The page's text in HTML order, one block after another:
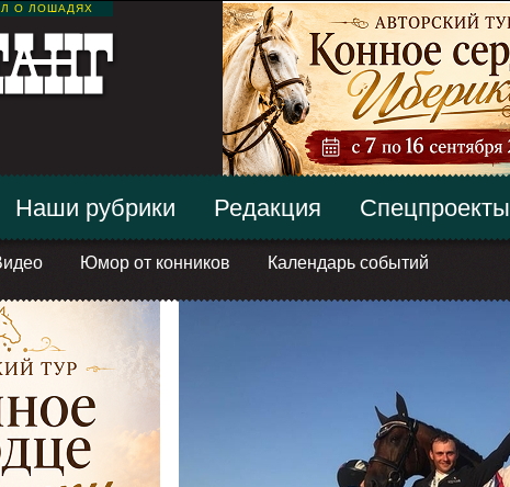
О ЛОШАДЯХ
Юмор от конников Календарь событий
Наши рубрики Редакция Спецпроекты